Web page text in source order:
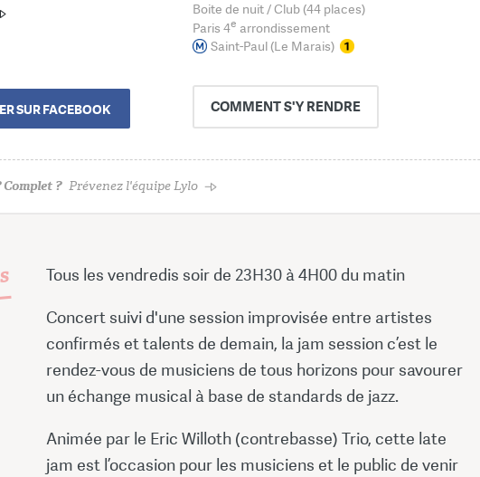
SUR FACEBOOK
Boite de nuit / Club (44 places)
Paris 4e arrondissement
Saint-Paul (Le Marais)
COMMENTS'Y RENDRE
? Prévenez l'équipe Lylo
Tous les vendredis soir de 23H30 à 4H00 du matin
Concert suivi d'une session improvisée entre artistes
confirmés et talents de demain, la jam session c’est le
rendez-vous de musiciens de tous horizons pour savourer
un échange musical à base de standards de jazz.
Animée par le Eric Willoth (contrebasse) Trio, cette late
jam est l’occasion pour les musiciens et le public de venir